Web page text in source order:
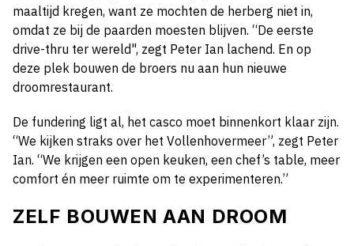
maaltijd kregen, want ze mochten de herberg niet in,
omdat ze bij de paarden moesten blijven. “De eerste
drive-thru ter wereld", zegt Peter Ian lachend. En op
deze plek bouwen de broers nu aan hun nieuwe
droomrestaurant.
De fundering ligt al, het casco moet binnenkort klaar zijn.
“We kijken straks over het Vollenhovermeer”, zegt Peter
Ian. “We krijgen een open keuken, een chef’s table, meer
comfort én meer ruimte om te experimenteren.”
ZELF BOUWEN AAN DROOM